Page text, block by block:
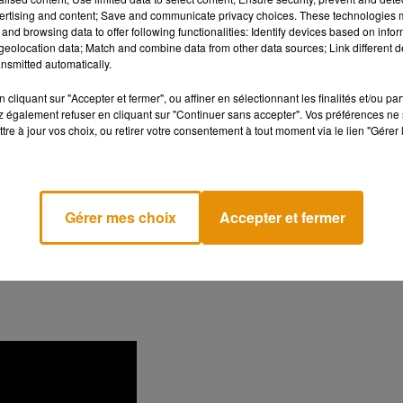
dansant de manière "inappropriée" lors de l’ouverture de bal.
charts au Royaume-Uni
ces révélations la risée des réseaux sociaux. Mais il y a
sorti en 2001, a connu une remontée surprise dans les charts. Il
20 000 %.
impressions peuvent être trompeuses, alors laisse-moi
familial qui se joue actuellement au sein du clan Beckham.
and content; Save and communicate privacy choices. These technologies
browsing data to offer following functionalities: Identify devices based on
data; Match and combine data from other data sources; Link different
automatically.
cliquant sur "Accepter et fermer", ou affiner en sélectionnant les finalités et/ou
également refuser en cliquant sur "Continuer sans accepter". Vos préférences
à jour vos choix, ou retirer votre consentement à tout moment via le lien
Gérer mes choix Accepter et fermer